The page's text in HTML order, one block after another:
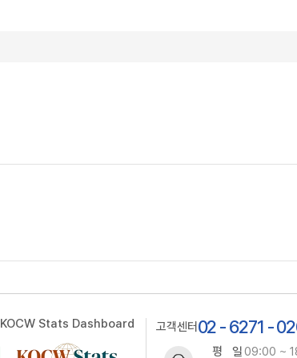
KOCW Stats Dashboard 고객센터 02 - 6271 -
평 일09:00 ~